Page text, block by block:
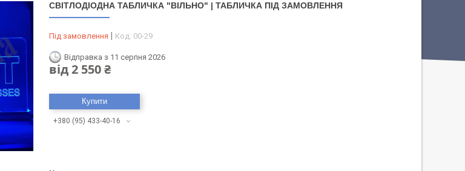
СВІТЛОДІОДНА ТАБЛИЧКА "ВІЛЬНО" | ТАБЛИЧКА ПІД ЗАМОВЛЕННЯ
Під замовлення Код: 00-29
Відправка з 11 серпня 2026
від2 550 ₴
Купити
+380 (95) 433-40-16